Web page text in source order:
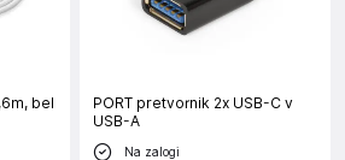
bel
PORT pretvornik 2x USB-C v
USB-A
Na zalogi